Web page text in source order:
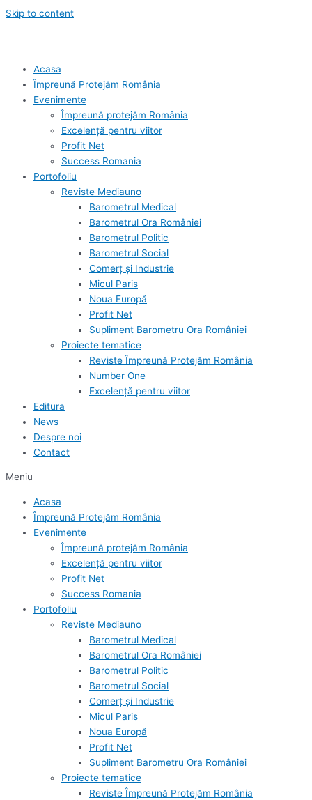
Skip to content
Acasa
Împreună Protejăm România
Evenimente
Împreună protejăm România
Excelență pentru viitor
Profit Net
Success Romania
Portofoliu
Reviste Mediauno
Barometrul Medical
Barometrul Ora României
Barometrul Politic
Barometrul Social
Comerț și Industrie
Micul Paris
Noua Europă
Profit Net
Supliment Barometru Ora României
Proiecte tematice
Reviste Împreună Protejăm România
Number One
Excelență pentru viitor
Editura
News
Despre noi
Contact
Meniu
Acasa
Împreună Protejăm România
Evenimente
Împreună protejăm România
Excelență pentru viitor
Profit Net
Success Romania
Portofoliu
Reviste Mediauno
Barometrul Medical
Barometrul Ora României
Barometrul Politic
Barometrul Social
Comerț și Industrie
Micul Paris
Noua Europă
Profit Net
Supliment Barometru Ora României
Proiecte tematice
Reviste Împreună Protejăm România